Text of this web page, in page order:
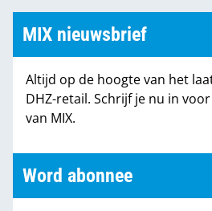
MIX nieuwsbrief
Altijd op de hoogte van het
DHZ-retail. Schrijf je nu in
van MIX.
Word abonnee